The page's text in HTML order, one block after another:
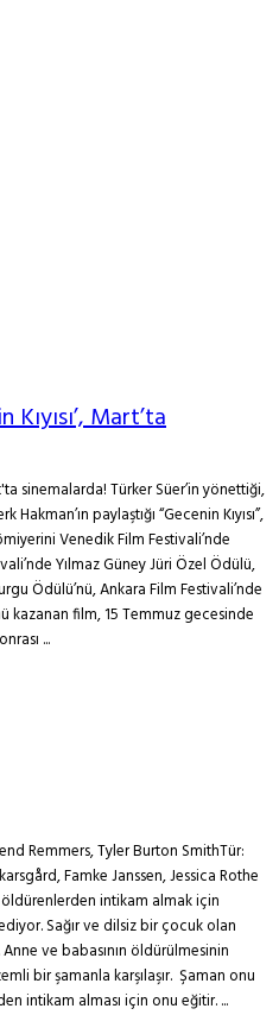
Mart’ta
sinemalarda! Türker Süer’in yönettiği,
paylaştığı “Gecenin Kıyısı”,
Venedik Film Festivali’nde
Yılmaz Güney Jüri Özel Ödülü,
Ödülü’nü, Ankara Film Festivali’nde
kazanan film, 15 Temmuz gecesinde
...
Remmers, Tyler Burton SmithTür:
Famke Janssen, Jessica Rothe
intikam almak için
Sağır ve dilsiz bir çocuk olan
ve babasının öldürülmesinin
bir şamanla karşılaşır. Şaman onu
intikam alması için onu eğitir. ...